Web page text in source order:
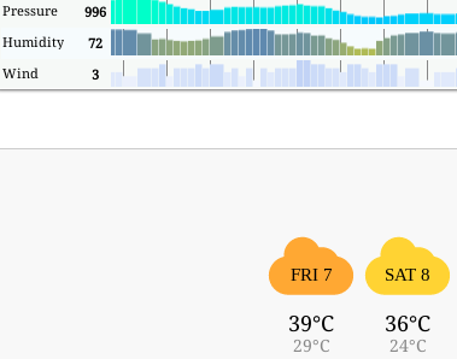
Pressure
996
Humidity
72
Wind
3
FRI 7
39°C
29°C
SAT 8
36°C
24°C